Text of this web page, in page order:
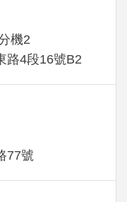
機2
路4段16號B2
77號